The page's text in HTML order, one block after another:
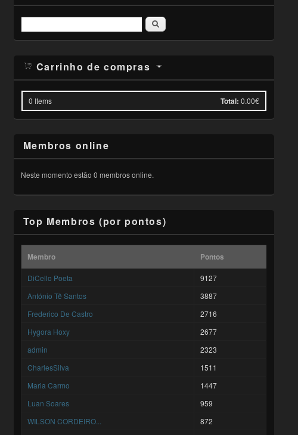
Pesquisar
Carrinho de compras
0 Items Total: 0.00€
Membros online
Neste momento estão 0 membros online.
Top Membros (por pontos)
Membro Pontos
DiCello Poeta
9127
António Tê Santos
3887
Frederico De Castro
2716
Hygora Hoxy
2677
admin
2323
CharlesSilva
1511
Maria Carmo
1447
Luan Soares
959
WILSON CORDEIRO...
872